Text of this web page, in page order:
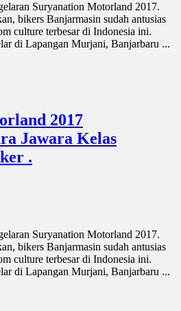
Suryanation Motorland 2017.
bikers Banjarmasin sudah antusias
culture terbesar di Indonesia ini.
di Lapangan Murjani, Banjarbaru ...
2017
Jawara Kelas
.
Suryanation Motorland 2017.
bikers Banjarmasin sudah antusias
culture terbesar di Indonesia ini.
di Lapangan Murjani, Banjarbaru ...